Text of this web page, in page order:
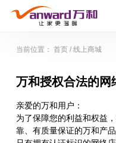
当前位置： 首页/ 线上商城
万和授权合法的网
亲爱的万和用户：
为了保障您的利益和权益
靠、有质量保证的万和产